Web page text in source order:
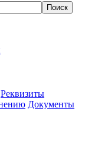
Реквизиты
Документы